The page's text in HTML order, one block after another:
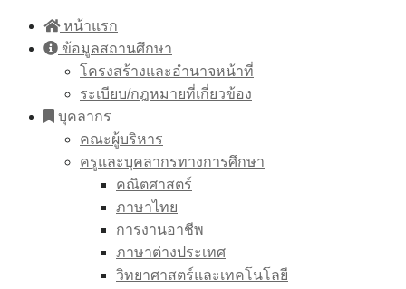
Skip
หน้าแรก
ข้อมูลสถานศึกษา
โครงสร้างและอำนาจหน้าที่
ระเบียบ/กฎหมายที่เกี่ยวข้อง
บุคลากร
คณะผู้บริหาร
ครูและบุคลากรทางการศึกษา
คณิตศาสตร์
ภาษาไทย
การงานอาชีพ
ภาษาต่างประเทศ
วิทยาศาสตร์และเทคโนโลยี